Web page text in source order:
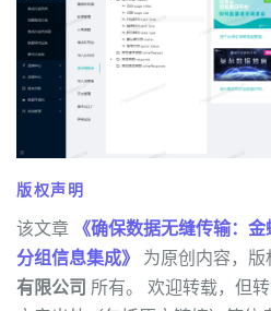
版权声明
该文章 《确保数据无缝传输：
分组信息集成》 为原创内容，版
有限公司 所有。 欢迎转载，但